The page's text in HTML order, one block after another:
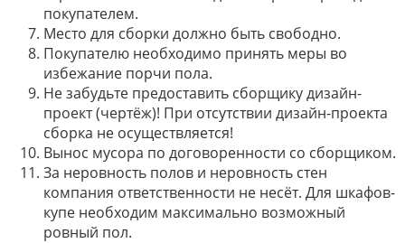
покупателем.
Место для сборки должно быть свободно.
Покупателю необходимо принять меры во
избежание порчи пола.
Не забудьте предоставить сборщику дизайн-
проект (чертёж)! При отсутствии дизайн-проекта
сборка не осуществляется!
Вынос мусора по договоренности со сборщиком.
За неровность полов и неровность стен
компания ответственности не несёт. Для шкафов-
купе необходим максимально возможный
ровный пол.